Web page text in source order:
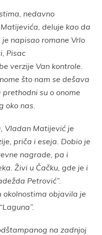
nedavno
deluje kao da
napisao romane Vrlo
Pisac
verzije Van kontrole.
što nam se dešava
su o onome
oko nas.
Vladan Matijević je
priča i eseja. Dobio je
nagrade, pa i
Živi u Čačku, gde je i
Petrović”.
okolnostima objavila je
na zadnjoj